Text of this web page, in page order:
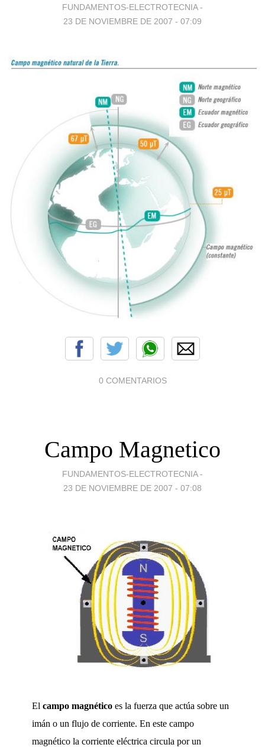
FUNDAMENTOS-ELECTROTECNIA -
23 DE NOVIEMBRE DE 2007 - 07:09
0 COMENTARIOS
Campo Magnetico
FUNDAMENTOS-ELECTROTECNIA -
23 DE NOVIEMBRE DE 2007 - 07:08
El campo magnético es la fuerza que actúa sobre un
imán o un flujo de corriente. En este campo
magnético la corriente eléctrica circula por un